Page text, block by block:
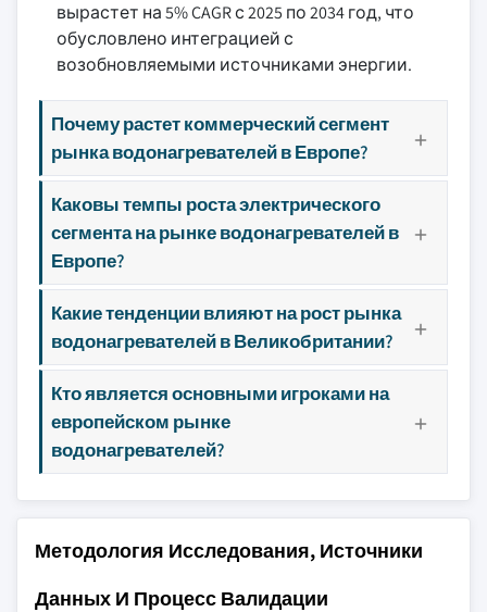
вырастет на 5% CAGR с 2025 по 2034 год, что
обусловлено интеграцией с
возобновляемыми источниками энергии.
Почему растет коммерческий сегмент
рынка водонагревателей в Европе?
Каковы темпы роста электрического
сегмента на рынке водонагревателей в
Европе?
Какие тенденции влияют на рост рынка
водонагревателей в Великобритании?
Кто является основными игроками на
европейском рынке
водонагревателей?
Методология Исследования, Источники
Данных И Процесс Валидации